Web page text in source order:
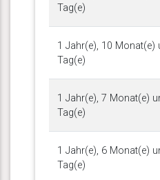
Tag(e)
1 Jahr(e), 10 Monat(e)
Tag(e)
1 Jahr(e), 7 Monat(e)
Tag(e)
1 Jahr(e), 6 Monat(e)
Tag(e)